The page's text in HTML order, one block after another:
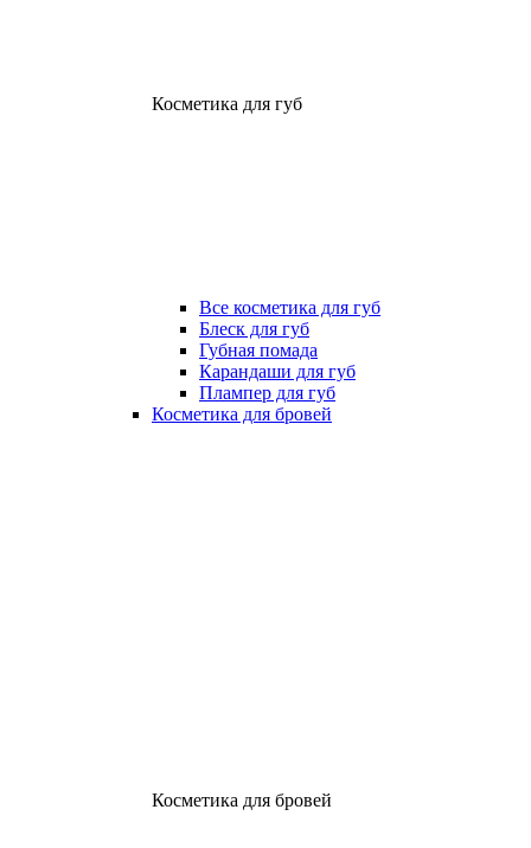
Косметика для губ
Все косметика для губ
Блеск для губ
Губная помада
Карандаши для губ
Плампер для губ
Косметика для бровей
Косметика для бровей